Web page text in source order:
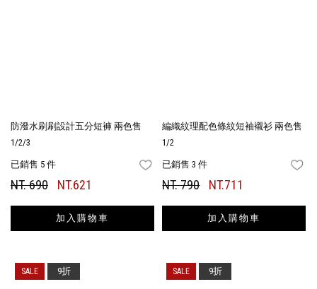
防潑水刷刷設計五分短褲 兩色售
1/2/3
已銷售 5 件 FAVORITES
NT. 690 NT.621
加入購物車
編織紋理配色條紋短袖襯衫 兩色售
1/2
已銷售 3 件
NT. 790 NT.711
加入購物車
9折 9折